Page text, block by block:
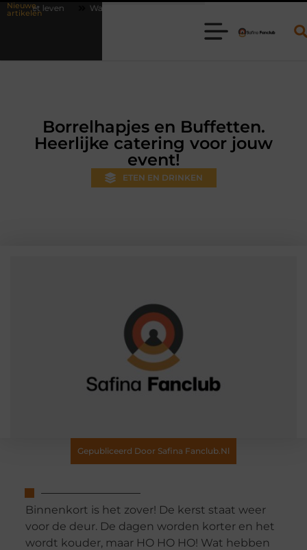
Nieuwe
artikelenonline vlees bestellen steeds gewoner wordt
Borrelhapjes en Buffetten.
Heerlijke catering voor jouw
event!
ETEN EN DRINKEN
Gepubliceerd Door Safina Fanclub.nl
Binnenkort is het zover! De kerst staat weer
voor de deur. De dagen worden korter en het
wordt kouder, maar HO HO HO! Wat hebben